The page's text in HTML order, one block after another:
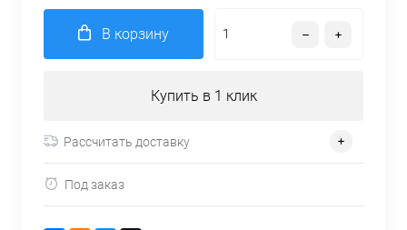
В корзину
Купить в 1 клик
Рассчитать доставку
Под заказ